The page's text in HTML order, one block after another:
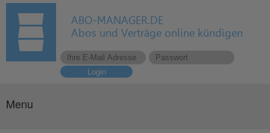
ABO-MANAGER.DE
Abos und Verträge online kündigen
Login
Menu